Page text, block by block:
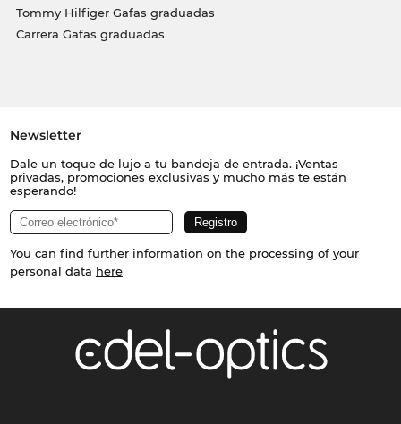
Tommy Hilfiger Gafas graduadas
Carrera Gafas graduadas
Newsletter
Dale un toque de lujo a tu bandeja de entrada. ¡Ventas
privadas, promociones exclusivas y mucho más te están
esperando!
You can find further information on the processing of your
personal data here